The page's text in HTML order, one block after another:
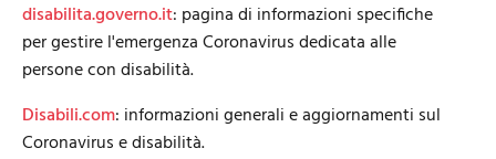
disabilita.governo.it: pagina di informazioni specifiche
per gestire l'emergenza Coronavirus dedicata alle
persone con disabilità.
Disabili.com: informazioni generali e aggiornamenti sul
Coronavirus e disabilità.